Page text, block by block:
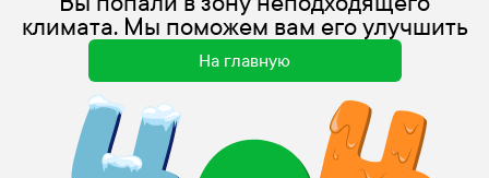
климата. Мы поможем вам его улучшить
На главную